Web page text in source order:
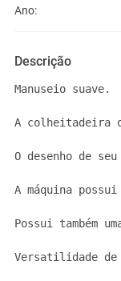
Ano:
Descrição
Manuseio suave.
A colheitadeira
O desenho de
A máquina
Possui também
Versatilidade de